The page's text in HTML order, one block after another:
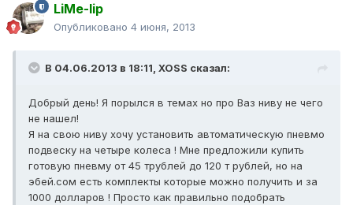
LiMe-lip
Опубликовано 4 июня, 2013
В 04.06.2013 в 18:11, XOSS сказал:
Добрый день! Я порылся в темах но про Ваз ниву не чего
не нашел!
Я на свою ниву хочу установить автоматическую пневмо
подвеску на четыре колеса ! Мне предложили купить
готовую пневму от 45 трублей до 120 т рублей, но на
эбей.сом есть комплекты которые можно получить и за
1000 долларов ! Просто как правильно подобрать